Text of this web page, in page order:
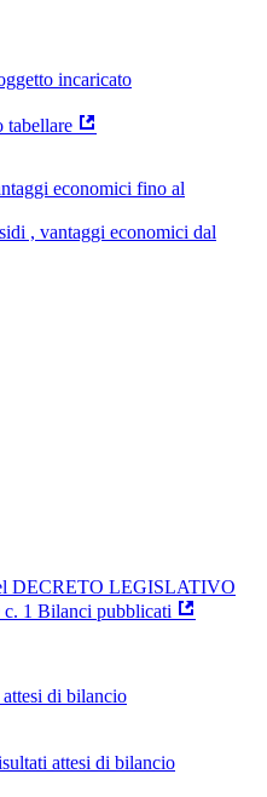
incaricato
tabellare
economici fino al
, vantaggi economici dal
DECRETO LEGISLATIVO
c. 1 Bilanci pubblicati
di bilancio
attesi di bilancio